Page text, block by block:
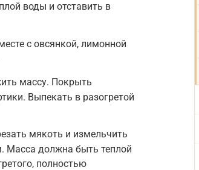
воды и отставить в
с овсянкой, лимонной
массу. Покрыть
Выпекать в разогретой
мякоть и измельчить
Масса должна быть теплой
полностью